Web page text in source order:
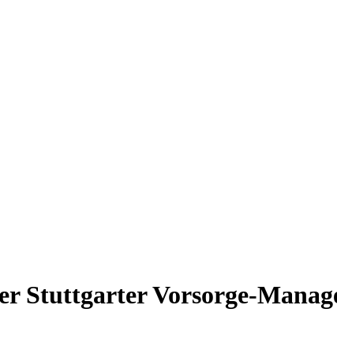
Stuttgarter Vorsorge-